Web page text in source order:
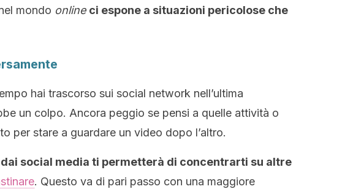
mondo online ci espone a situazioni pericolose che
hai trascorso sui social network nell’ultima
un colpo. Ancora peggio se pensi a quelle attività o
per stare a guardare un video dopo l’altro.
social media ti permetterà di concentrarti su altre
. Questo va di pari passo con una maggiore